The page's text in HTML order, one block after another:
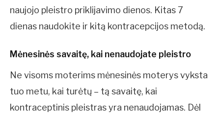
naujojo pleistro priklijavimo dienos. Kitas 7
dienas naudokite ir kitą kontracepcijos metodą.
Mėnesinės savaitę, kai nenaudojate pleistro
Ne visoms moterims mėnesinės moterys vyksta
tuo metu, kai turėtų – tą savaitę, kai
kontraceptinis pleistras yra nenaudojamas. Dėl